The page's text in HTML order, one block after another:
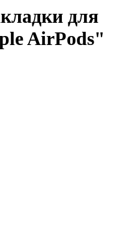
для
AirPods"